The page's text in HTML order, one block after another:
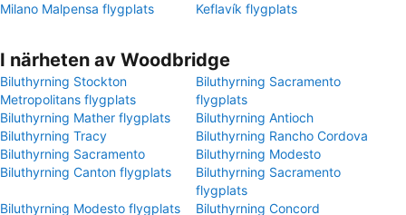
Milano Malpensa flygplats
Keflavík flygplats
I närheten av Woodbridge
Biluthyrning Stockton
Metropolitans flygplats
Biluthyrning Sacramento
flygplats
Biluthyrning Mather flygplats
Biluthyrning Antioch
Biluthyrning Tracy
Biluthyrning Rancho Cordova
Biluthyrning Sacramento
Biluthyrning Modesto
Biluthyrning Canton flygplats
Biluthyrning Sacramento
flygplats
Biluthyrning Modesto flygplats
Biluthyrning Concord